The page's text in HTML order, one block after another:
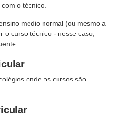
o técnico.
médio normal (ou mesmo a
o curso técnico - nesse caso,
onde os cursos são